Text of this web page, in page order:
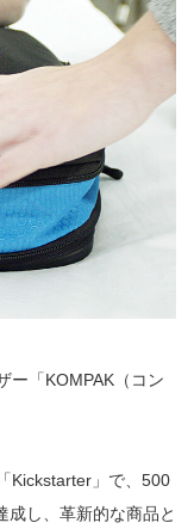
ー「KOMPAK（コン
Kickstarter」で、500
し、革新的な商品と